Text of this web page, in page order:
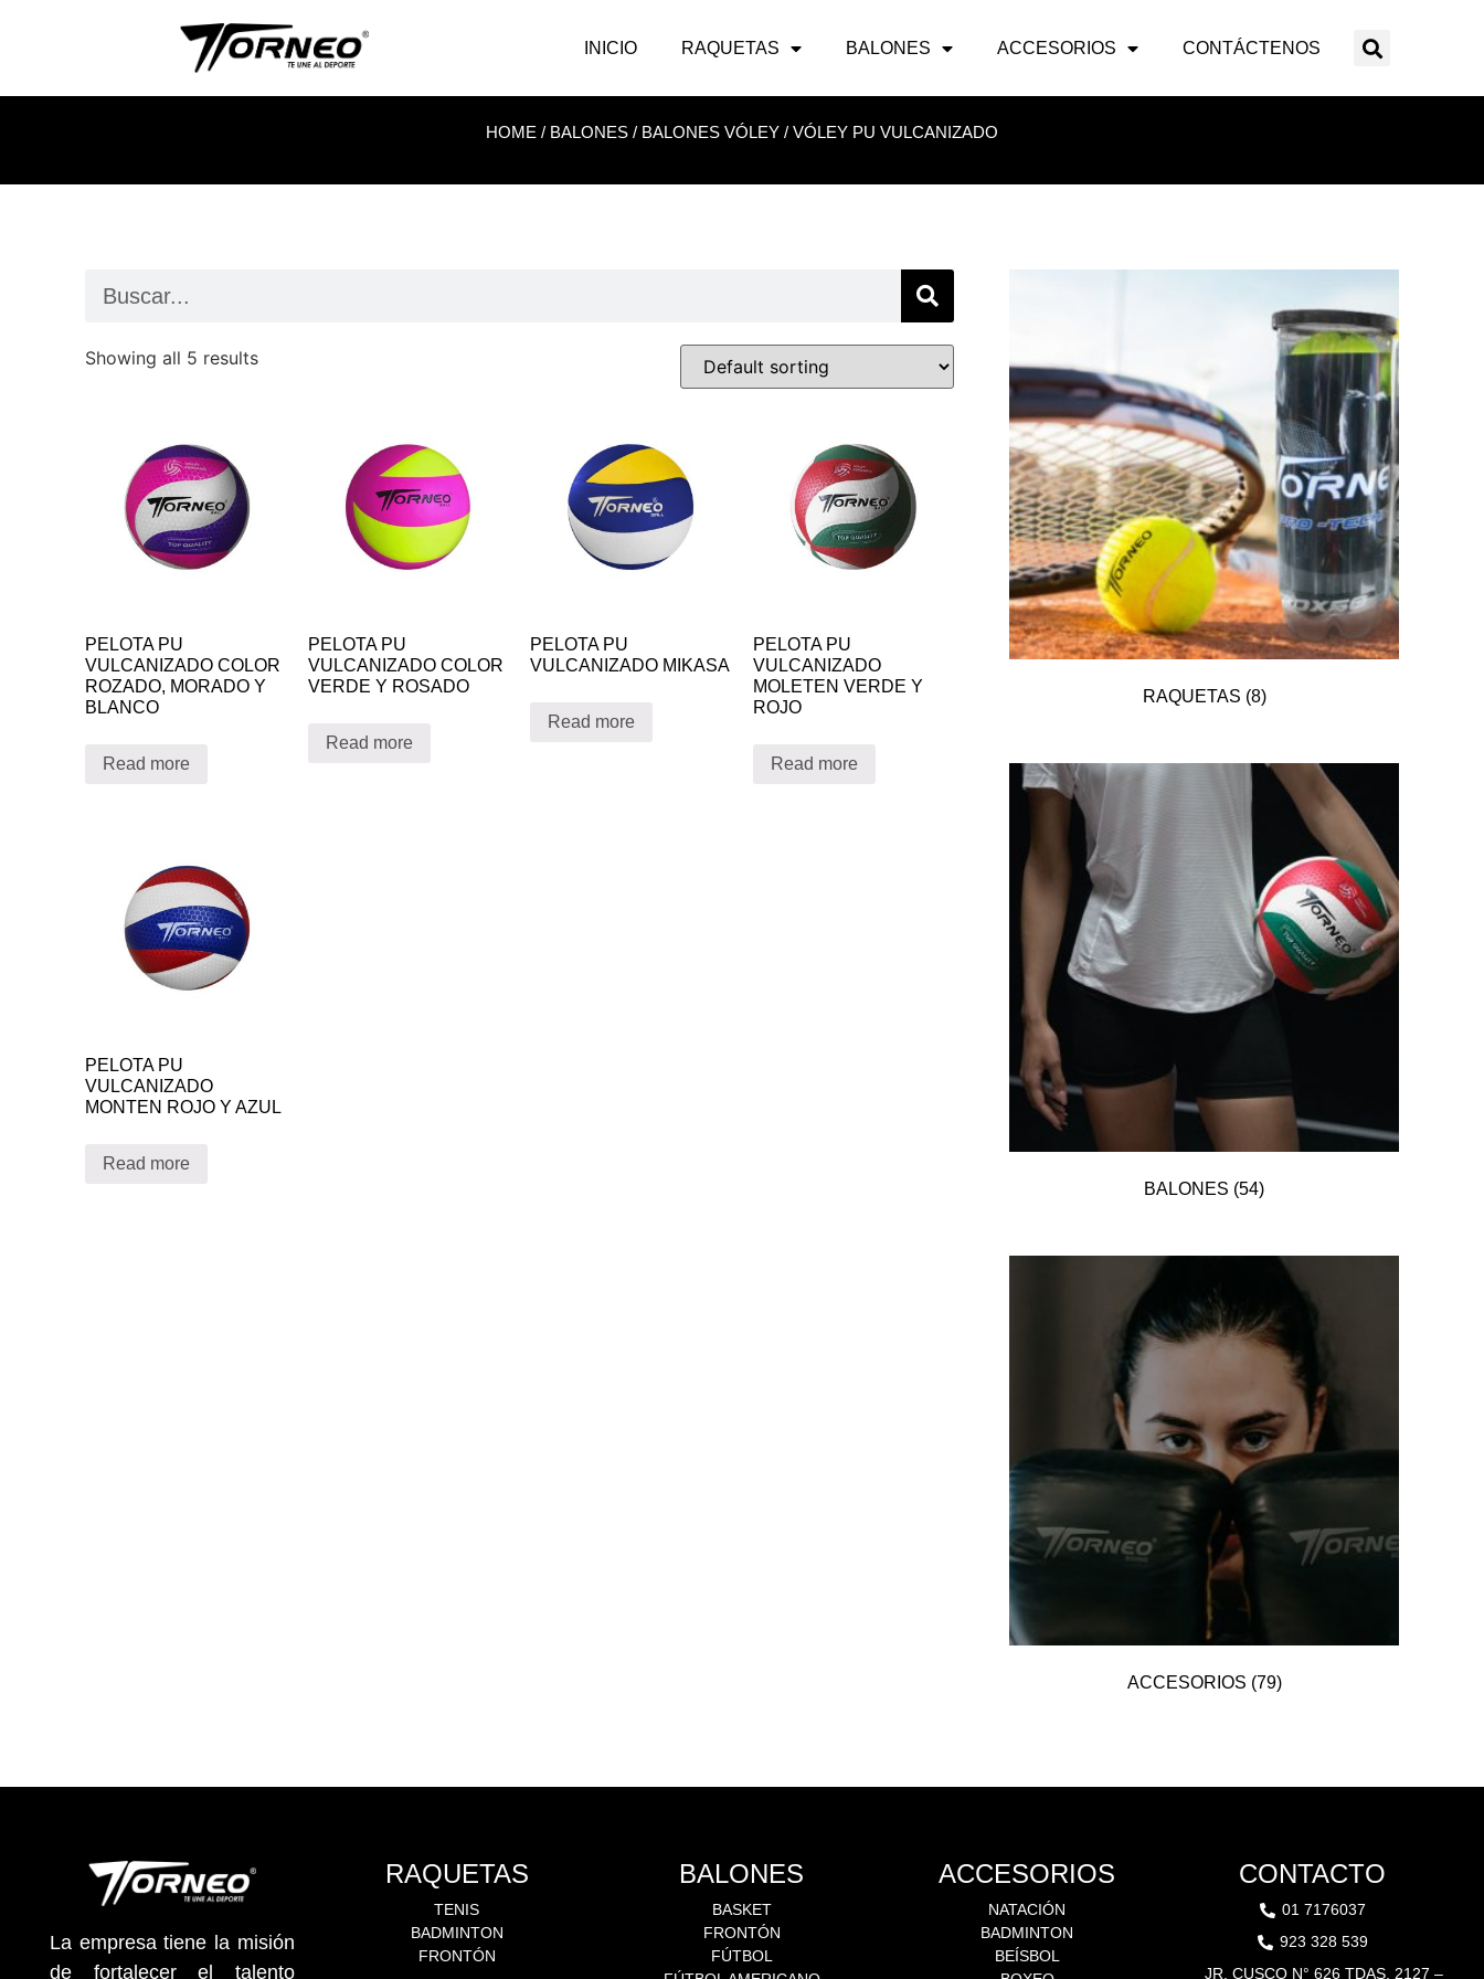
INICIO RAQUETAS BALONES ACCESORIOS CONTÁCTENOS
HOME / BALONES / BALONES VÓLEY / VÓLEY PU VULCANIZADO
Showing all 5 results
PELOTA PU
VULCANIZADO COLOR
ROZADO, MORADO Y
BLANCO
Read more
PELOTA PU
VULCANIZADO COLOR
VERDE Y ROSADO
Read more
PELOTA PU
VULCANIZADO MIKASA
Read more
PELOTA PU
VULCANIZADO
MOLETEN VERDE Y
ROJO
Read more
PELOTA PU
VULCANIZADO
MONTEN ROJO Y AZUL
Read more
RAQUETAS (8)
BALONES (54)
ACCESORIOS (79)
La empresa tiene la misión
de fortalecer el talento
RAQUETAS
TENIS
BADMINTON
FRONTÓN
BALONES
BASKET
FRONTÓN
FÚTBOL
ACCESORIOS
NATACIÓN
BADMINTON
BEÍSBOL
CONTACTO
01 7176037
923 328 539
JR. CUSCO N° 626 TDAS. 2127 –